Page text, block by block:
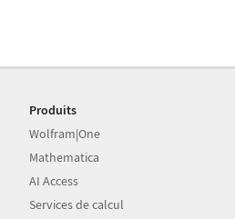
Produits
Wolfram|One
Mathematica
AI Access
Services de calcul